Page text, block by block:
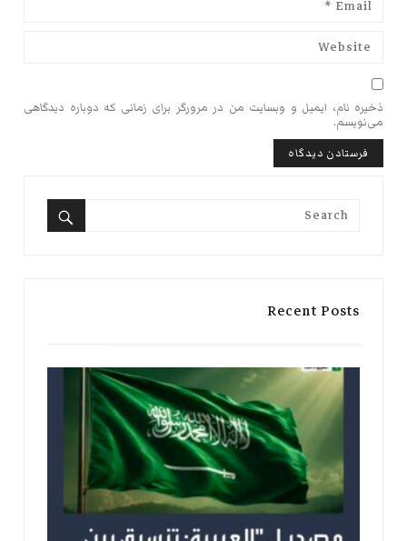
ذخیره نام، ایمیل و وبسایت من در مرورگر برای زمانی که دوباره دیدگاهی
می‌نویسم.
Search
Recent Posts